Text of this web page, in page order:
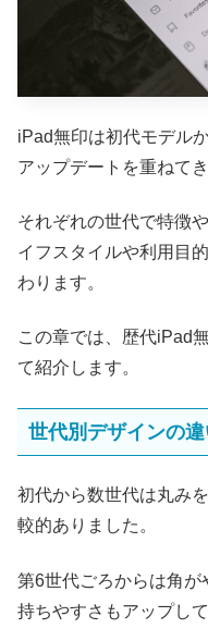
iPad無印は初代モデル
アップデートを重ねてき
それぞれの世代で特徴
イフスタイルや利用目
わります。
この章では、歴代iPad
て紹介します。
世代別デザインの
初代から数世代は丸み
較的ありました。
第6世代ごろからは角
持ちやすさもアップして